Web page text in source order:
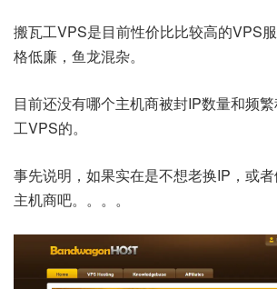
搬瓦工VPS是目前性价比比较高的VPS
格低廉，鱼龙混杂。
目前还没有哪个主机商被封IP数量和频
工VPS的。
事先说明，如果实在是不想老换IP，或
主机商吧。。。。